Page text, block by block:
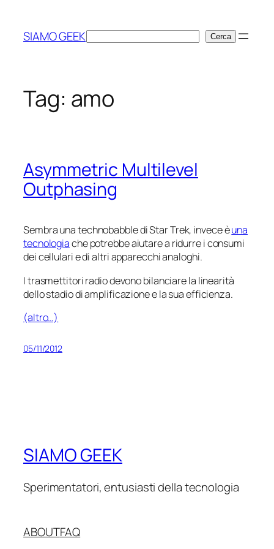
contenuto
SIAMO GEEKCerca Cerca
Tag: amo
Asymmetric Multilevel
Outphasing
Sembra unatechnobabbledi Star Trek, invece èuna
tecnologiache potrebbe aiutare a ridurre i consumi
dei cellulari e di altri apparecchi analoghi.
I trasmettitori radio devono bilanciare la linearità
dello stadio di amplificazione e la sua efficienza.
(altro…)
05/11/2012
SIAMO GEEK
Sperimentatori, entusiasti della tecnologia
ABOUTFAQ